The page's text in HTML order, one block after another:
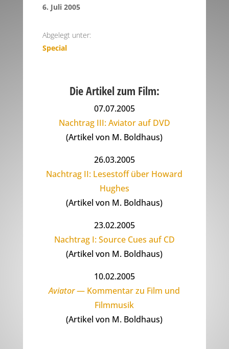
6. Juli 2005
Abgelegt unter:
Special
Die Artikel zum Film:
07.07.2005
Nachtrag III: Aviator auf DVD
(Artikel von M. Boldhaus)
26.03.2005
Nachtrag II: Lesestoff über Howard
Hughes
(Artikel von M. Boldhaus)
23.02.2005
Nachtrag I: Source Cues auf CD
(Artikel von M. Boldhaus)
10.02.2005
Aviator— Kommentar zu Film und
Filmmusik
(Artikel von M. Boldhaus)